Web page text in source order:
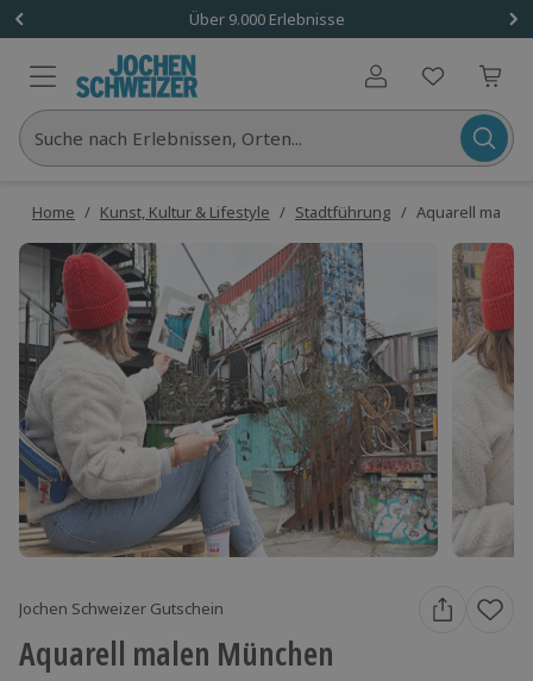
Über 9.000 Erlebnisse
Benutzerkonto
Suche nach Erlebnissen, Orten...
Home / Kunst, Kultur & Lifestyle / Stadtführung / Aquarell malen
Jochen Schweizer Gutschein
Aquarell malen München